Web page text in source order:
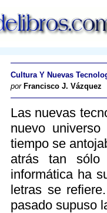
Cultura Y Nuevas
por Francisco J. Vázquez
Las nuevas
nuevo
tiempo se
atrás tan sólo
informática ha
letras se
pasado supuso